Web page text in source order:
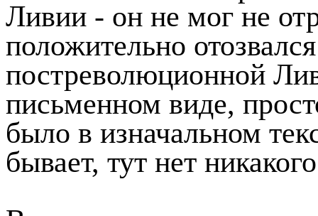
Ливии - он не мог не
положительно
постреволюционной
письменном виде,
было в изначальном
бывает, тут нет